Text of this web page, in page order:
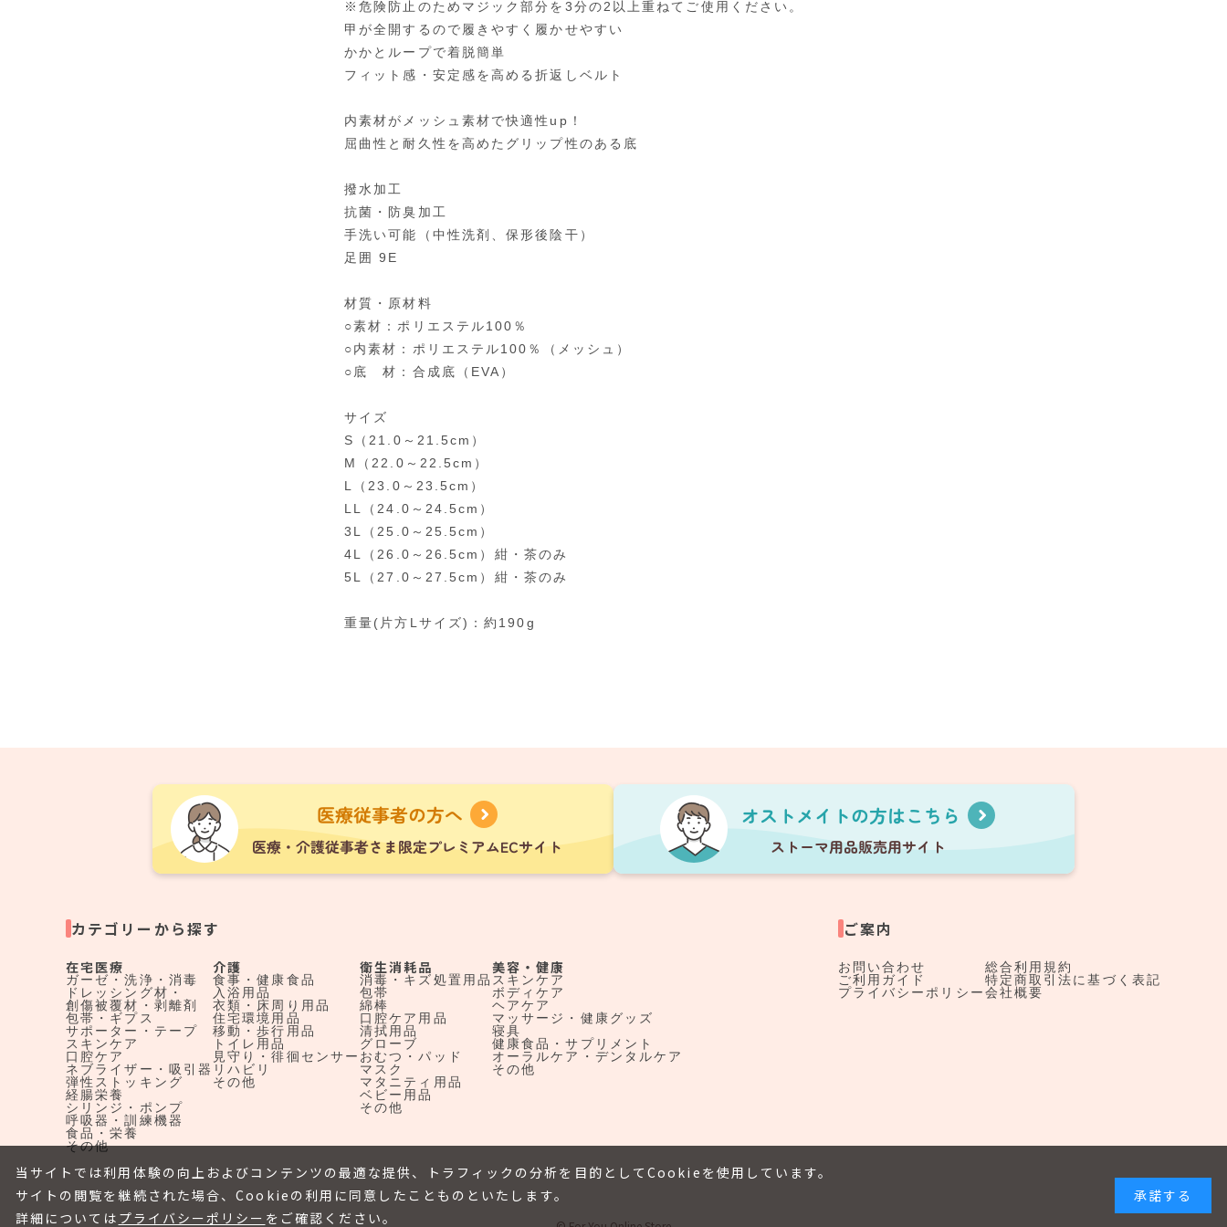
※危険防止のためマジック部分を3分の2以上重ねてご使用ください。
甲が全開するので履きやすく履かせやすい
かかとループで着脱簡単
フィット感・安定感を高める折返しベルト
内素材がメッシュ素材で快適性up！
屈曲性と耐久性を高めたグリップ性のある底
撥水加工
抗菌・防臭加工
手洗い可能（中性洗剤、保形後陰干）
足囲 9E
材質・原材料
○素材：ポリエステル100％
○内素材：ポリエステル100％（メッシュ）
○底 材：合成底（EVA）
サイズ
S（21.0～21.5cm）
M（22.0～22.5cm）
L（23.0～23.5cm）
LL（24.0～24.5cm）
3L（25.0～25.5cm）
4L（26.0～26.5cm）紺・茶のみ
5L（27.0～27.5cm）紺・茶のみ
重量(片方Lサイズ)：約190g
カテゴリーから探す
在宅医療
ガーゼ・洗浄・消毒
ドレッシング材・
創傷被覆材・剥離剤
包帯・ギプス
サポーター・テープ
スキンケア
口腔ケア
ネブライザー・吸引器
弾性ストッキング
経腸栄養
シリンジ・ポンプ
呼吸器・訓練機器
食品・栄養
その他
介護
食事・健康食品
入浴用品
衣類・床周り用品
住宅環境用品
移動・歩行用品
トイレ用品
見守り・徘徊センサー
リハビリ
その他
衛生消耗品
消毒・キズ処置用品
包帯
綿棒
口腔ケア用品
清拭用品
グローブ
おむつ・パッド
マスク
マタニティ用品
ベビー用品
その他
美容・健康
スキンケア
ボディケア
ヘアケア
マッサージ・健康グッズ
寝具
健康食品・サプリメント
オーラルケア・デンタルケア
その他
ご案内
お問い合わせ
ご利用ガイド
プライバシーポリシー
総合利用規約
特定商取引法に基づく表記
会社概要
当サイトでは利用体験の向上およびコンテンツの最適な提供、トラフィックの分析を目的としてCookieを使用しています。
サイトの閲覧を継続された場合、Cookieの利用に同意したことものといたします。
詳細については プライバシーポリシー をご確認ください。
承諾する